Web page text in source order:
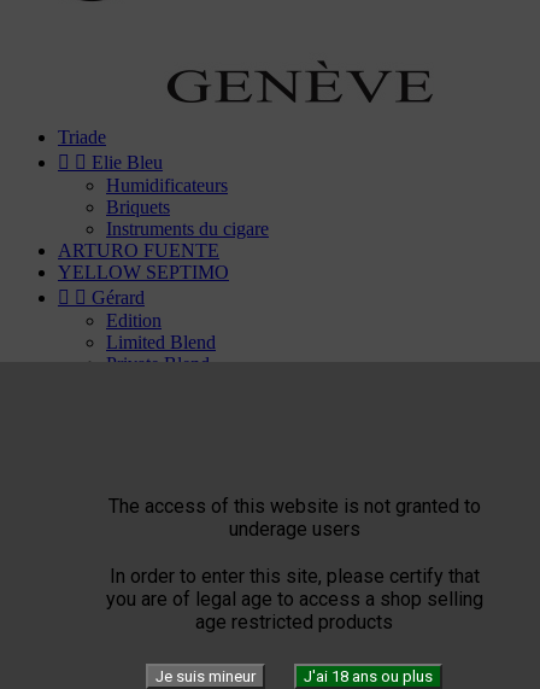
The access of this website is not granted to
underage users
In order to enter this site, please certify that
you are of legal age to access a shop selling
age restricted products
Je suis mineur J'ai 18 ans ou plus
Triade
  Elie Bleu
Humidificateurs
Briquets
Instruments du cigare
ARTURO FUENTE
YELLOW SEPTIMO
  Gérard
Edition
Limited Blend
Private Blend
Bolivar
Diplomaticos
Flor de Cano
Hoyo de Monterrey
Montecristo